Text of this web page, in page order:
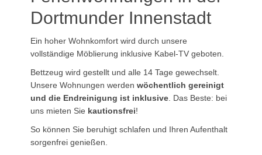
Dortmunder Innenstadt
Ein hoher Wohnkomfort wird durch unsere
vollständige Möblierung inklusive Kabel-TV geboten.
Bettzeug wird gestellt und alle 14 Tage gewechselt.
Unsere Wohnungen werdenwöchentlich gereinigt
und die Endreinigung ist inklusive. Das Beste: bei
uns mieten Sie kautionsfrei!
So können Sie beruhigt schlafen und Ihren Aufenthalt
sorgenfrei genießen.